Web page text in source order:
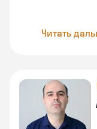
Читать